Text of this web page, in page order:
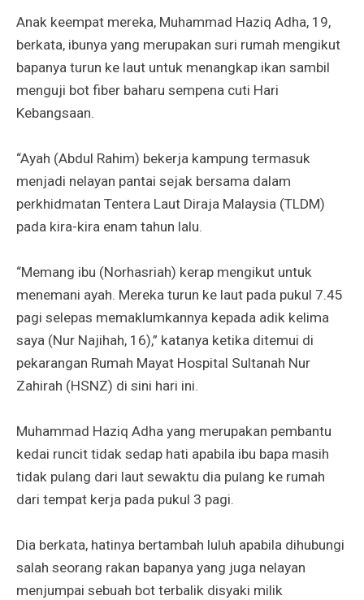
Anak keempat mereka, Muhammad Haziq Adha, 19,
berkata, ibunya yang merupakan suri rumah mengikut
bapanya turun ke laut untuk menangkap ikan sambil
menguji bot fiber baharu sempena cuti Hari
Kebangsaan.
“Ayah (Abdul Rahim) bekerja kampung termasuk
menjadi nelayan pantai sejak bersama dalam
perkhidmatan Tentera Laut Diraja Malaysia (TLDM)
pada kira-kira enam tahun lalu.
“Memang ibu (Norhasriah) kerap mengikut untuk
menemani ayah. Mereka turun ke laut pada pukul 7.45
pagi selepas memaklumkannya kepada adik kelima
saya (Nur Najihah, 16),” katanya ketika ditemui di
pekarangan Rumah Mayat Hospital Sultanah Nur
Zahirah (HSNZ) di sini hari ini.
Muhammad Haziq Adha yang merupakan pembantu
kedai runcit tidak sedap hati apabila ibu bapa masih
tidak pulang dari laut sewaktu dia pulang ke rumah
dari tempat kerja pada pukul 3 pagi.
Dia berkata, hatinya bertambah luluh apabila dihubungi
salah seorang rakan bapanya yang juga nelayan
menjumpai sebuah bot terbalik disyaki milik